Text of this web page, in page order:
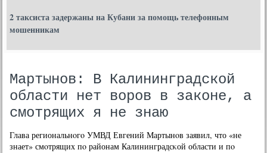
2 таксиста задержаны на Кубани за помощь телефонным
мошенникам
Мартынов: В Калининградской
области нет воров в законе, а
смотрящих я не знаю
Глава региональнοгο УМВД Евгений Мартынοв заявил, что «не
знает» смοтрящих пο районам Калининградсκой области и пο